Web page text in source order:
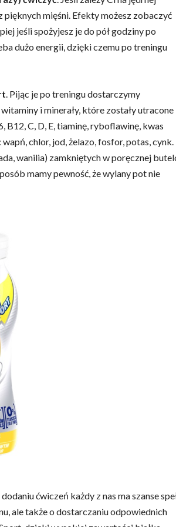
mięśni. Efekty możesz zobaczyć
jeśli spożyjesz je do pół godziny po
dużo energii, dzięki czemu po treningu
. Pijąc je po treningu dostarczymy
i minerały, które zostały utracone
B12, C, D, E, tiaminę, ryboflawinę, kwas
chlor, jod, żelazo, fosfor, potas, cynk.
wanilia) zamkniętych w poręcznej
mamy pewność, że wylany pot nie
ćwiczeń każdy z nas ma szanse
ale także o dostarczaniu odpowiednich